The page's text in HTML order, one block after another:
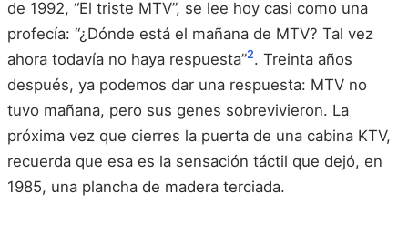
de 1992, “El triste MTV”, se lee hoy casi como una
profecía: “¿Dónde está el mañana de MTV? Tal vez
ahora todavía no haya respuesta”2. Treinta años
después, ya podemos dar una respuesta: MTV no
tuvo mañana, pero sus genes sobrevivieron. La
próxima vez que cierres la puerta de una cabina KTV,
recuerda que esa es la sensación táctil que dejó, en
1985, una plancha de madera terciada.